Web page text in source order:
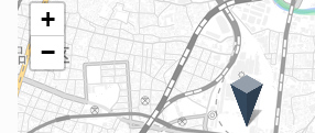
+
−